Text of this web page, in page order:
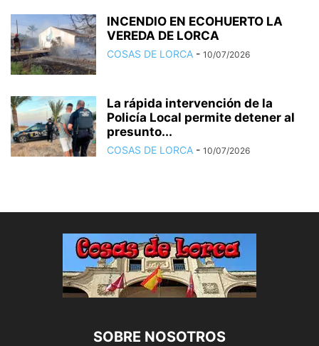
INCENDIO EN ECOHUERTO LA
VEREDA DE LORCA
COSAS DE LORCA - 10/07/2026
La rápida intervención de la
Policía Local permite detener al
presunto...
COSAS DE LORCA - 10/07/2026
SOBRE NOSOTROS